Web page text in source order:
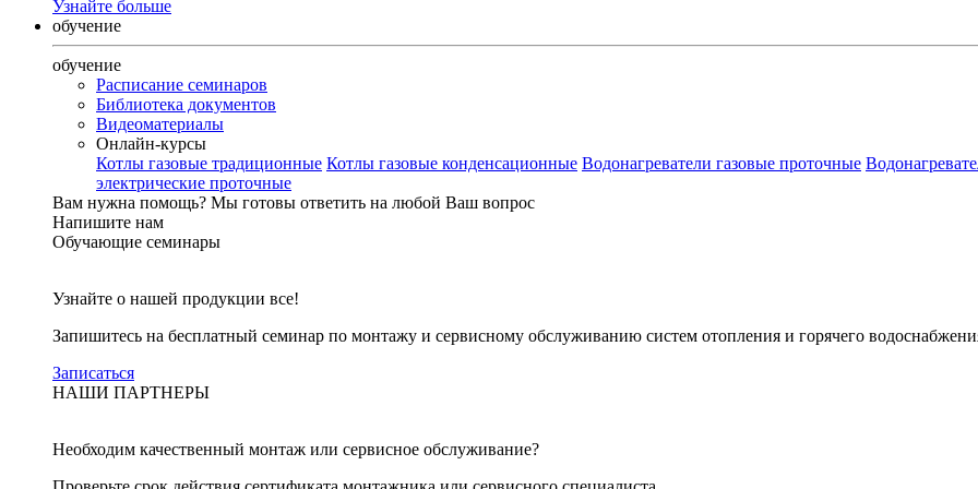
Узнайте больше
обучение
обучение
Расписание семинаров
Библиотека документов
Видеоматериалы
Онлайн-курсы
Котлы газовые традиционные Котлы газовые конденсационные Водонагреватели газовые проточные
электрические проточные
Вам нужна помощь? Мы готовы ответить на любой Ваш вопрос
Напишите нам
Обучающие семинары
Узнайте о нашей продукции все!
Запишитесь на бесплатный семинар по монтажу и сервисному обслуживанию систем отопления и горячего
Записаться
НАШИ ПАРТНЕРЫ
Необходим качественный монтаж или сервисное обслуживание?